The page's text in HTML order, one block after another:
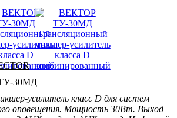
30МД
усилитель класс D для систем
оповещения. Мощность 30Вт. Выход